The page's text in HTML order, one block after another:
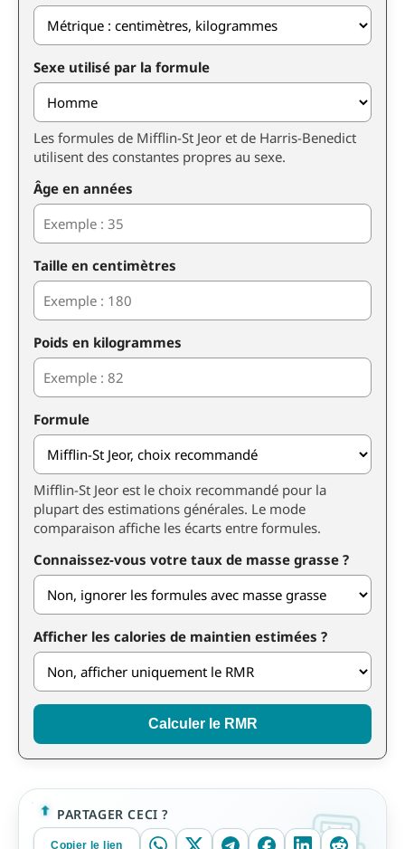
Sexe utilisé par la formule
Les formules de Mifflin-St Jeor et de Harris-Benedict
utilisent des constantes propres au sexe.
Âge en années
Taille en centimètres
Poids en kilogrammes
Formule
Mifflin-St Jeor est le choix recommandé pour la
plupart des estimations générales. Le mode
comparaison affiche les écarts entre formules.
Connaissez-vous votre taux de masse grasse ?
Afficher les calories de maintien estimées ?
Calculer le RMR
PARTAGER CECI ?
Copier le lien